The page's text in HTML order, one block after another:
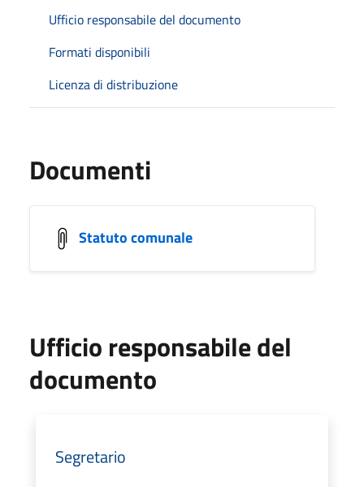
Ufficio responsabile del documento
Formati disponibili
Licenza di distribuzione
Documenti
Statuto comunale
Ufficio responsabile del
documento
Segretario